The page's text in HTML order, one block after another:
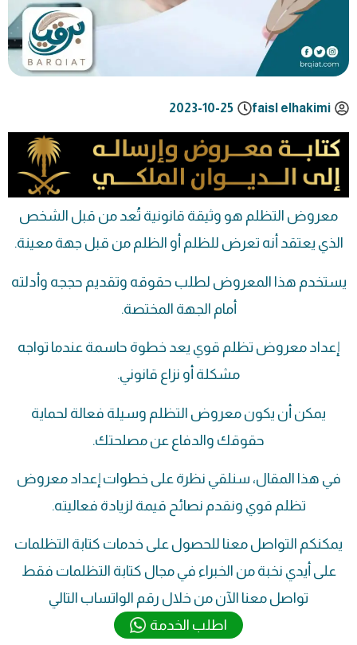
faisl elhakimi
2023-10-25
معروض التظلم هو وثيقة قانونية تُعد من قبل الشخص
الذي يعتقد أنه تعرض للظلم أو الظلم من قبل جهة معينة.
يستخدم هذا المعروض لطلب حقوقه وتقديم حججه وأدلته
أمام الجهة المختصة.
إعداد معروض تظلم قوي يعد خطوة حاسمة عندما تواجه
مشكلة أو نزاع قانوني.
يمكن أن يكون معروض التظلم وسيلة فعالة لحماية
حقوقك والدفاع عن مصلحتك.
في هذا المقال، سنلقي نظرة على خطوات إعداد معروض
تظلم قوي ونقدم نصائح قيمة لزيادة فعاليته.
يمكنكم التواصل معنا للحصول على خدمات كتابة التظلمات
على أيدي نخبة من الخبراء في مجال كتابة التظلمات فقط
تواصل معنا الآن من خلال رقم الواتساب التالي
اطلب الخدمة